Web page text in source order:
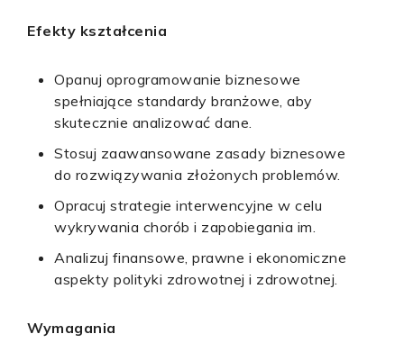
Efekty kształcenia
Opanuj oprogramowanie biznesowe
spełniające standardy branżowe, aby
skutecznie analizować dane.
Stosuj zaawansowane zasady biznesowe
do rozwiązywania złożonych problemów.
Opracuj strategie interwencyjne w celu
wykrywania chorób i zapobiegania im.
Analizuj finansowe, prawne i ekonomiczne
aspekty polityki zdrowotnej i zdrowotnej.
Wymagania